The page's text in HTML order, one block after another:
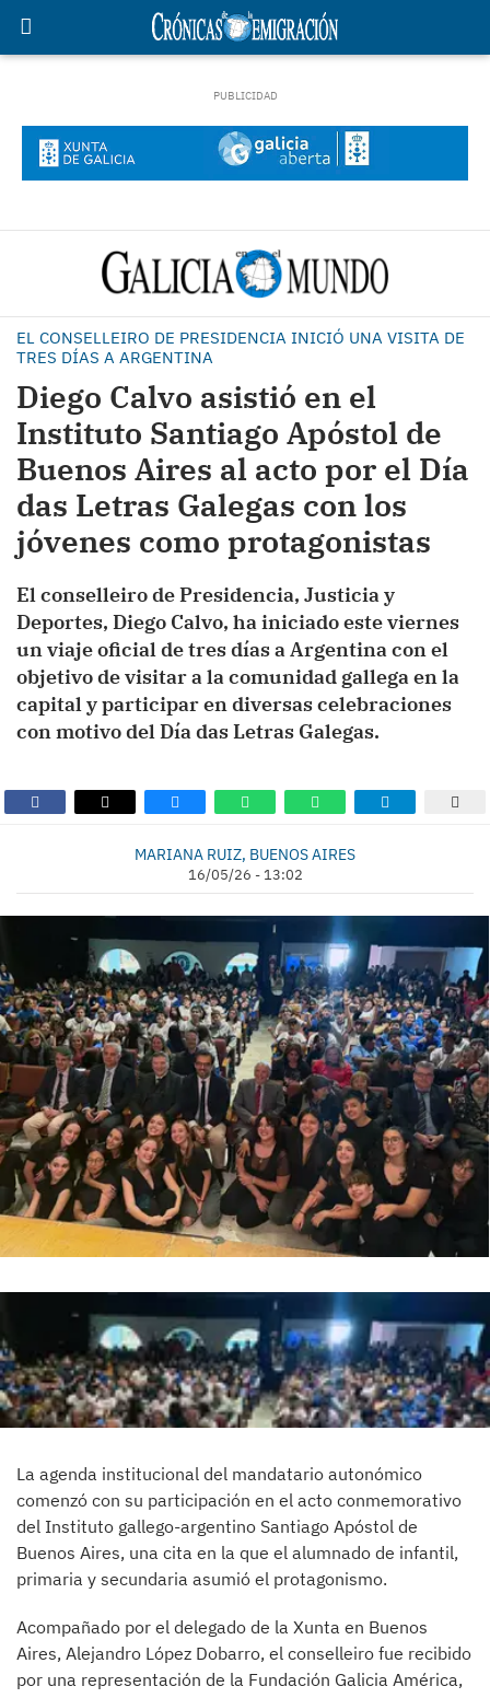
EL CONSELLEIRO DE PRESIDENCIA INICIÓ UNA VISITA DE
TRES DÍAS A ARGENTINA
Diego Calvo asistió en el
Instituto Santiago Apóstol de
Buenos Aires al acto por el Día
das Letras Galegas con los
jóvenes como protagonistas
El conselleiro de Presidencia, Justicia y
Deportes, Diego Calvo, ha iniciado este viernes
un viaje oficial de tres días a Argentina con el
objetivo de visitar a la comunidad gallega en la
capital y participar en diversas celebraciones
con motivo del Día das Letras Galegas.
MARIANA RUIZ, BUENOS AIRES
16/05/26 - 13:02
La agenda institucional del mandatario autonómico
comenzó con su participación en el acto conmemorativo
del Instituto gallego-argentino Santiago Apóstol de
Buenos Aires, una cita en la que el alumnado de infantil,
primaria y secundaria asumió el protagonismo.
Acompañado por el delegado de la Xunta en Buenos
Aires, Alejandro López Dobarro, el conselleiro fue recibido
por una representación de la Fundación Galicia América,